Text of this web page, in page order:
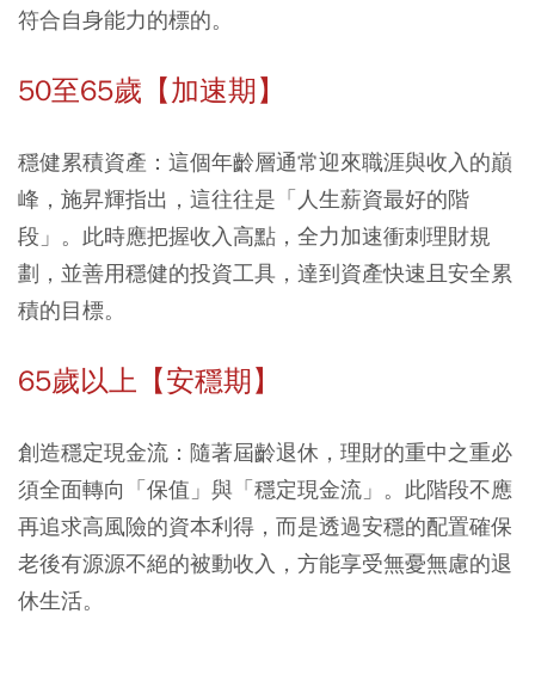
符合自身能力的標的。
50至65歲【加速期】
穩健累積資產： 這個年齡層通常迎來職涯與收入的巔
峰，施昇輝指出，這往往是「人生薪資最好的階
段」。此時應把握收入高點，全力加速衝刺理財規
劃，並善用穩健的投資工具，達到資產快速且安全累
積的目標。
65歲以上【安穩期】
創造穩定現金流： 隨著屆齡退休，理財的重中之重必
須全面轉向「保值」與「穩定現金流」。此階段不應
再追求高風險的資本利得，而是透過安穩的配置確保
老後有源源不絕的被動收入，方能享受無憂無慮的退
休生活。